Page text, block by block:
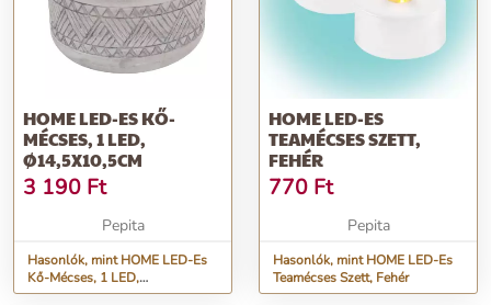
HOME LED-ES KŐ-
MÉCSES, 1 LED,
Ø14,5X10,5CM
3 190 Ft
Pepita
Hasonlók, mint HOME LED-Es
Kő-Mécses, 1 LED,
Ø14,5x10,5cm
HOME LED-ES
TEAMÉCSES SZETT,
FEHÉR
770 Ft
Pepita
Hasonlók, mint HOME LED-Es
Teamécses Szett, Fehér